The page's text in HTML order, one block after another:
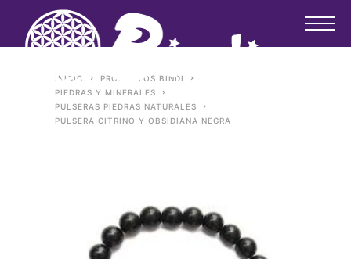
INICIO
PRODUCTOS BINDI
PIEDRAS Y MINERALES
PULSERAS PIEDRAS NATURALES
PULSERA CITRINO Y OBSIDIANA NEGRA